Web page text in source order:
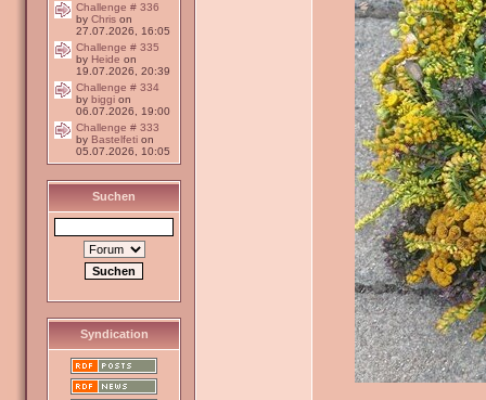
Challenge # 336
by Chris on
27.07.2026, 16:05
Challenge # 335
by Heide on
19.07.2026, 20:39
Challenge # 334
by biggi on
06.07.2026, 19:00
Challenge # 333
by Bastelfeti on
05.07.2026, 10:05
Suchen
Syndication